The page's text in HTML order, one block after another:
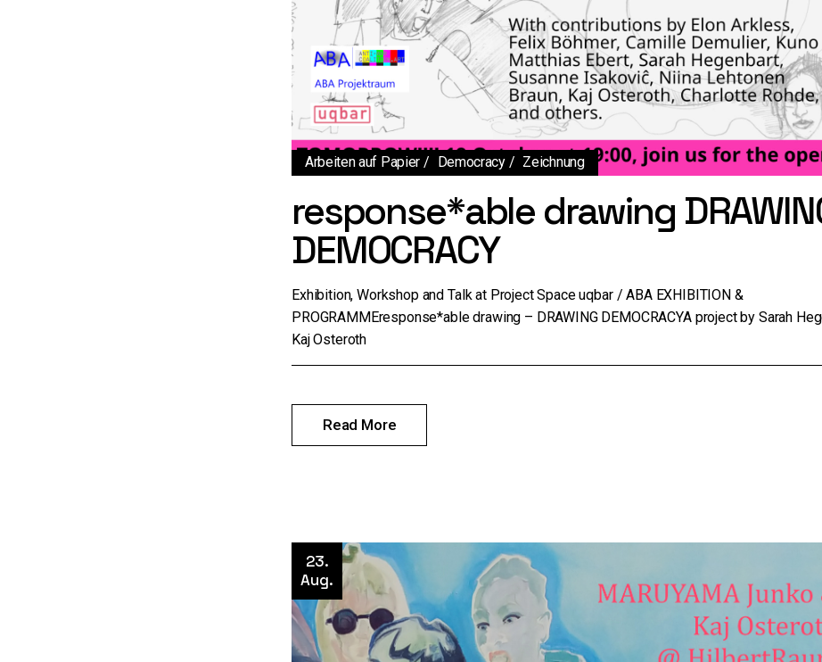
Arbeiten auf Papier Democracy Zeichnung
response*able drawing
DEMOCRACY
Exhibition, Workshop and Talk at Project Space uqbar / ABA EXHIBITION &
PROGRAMMEresponse*able drawing – DRAWING DEMOCRACYA project by Sarah
Kaj Osteroth
Read More
23.
Aug.